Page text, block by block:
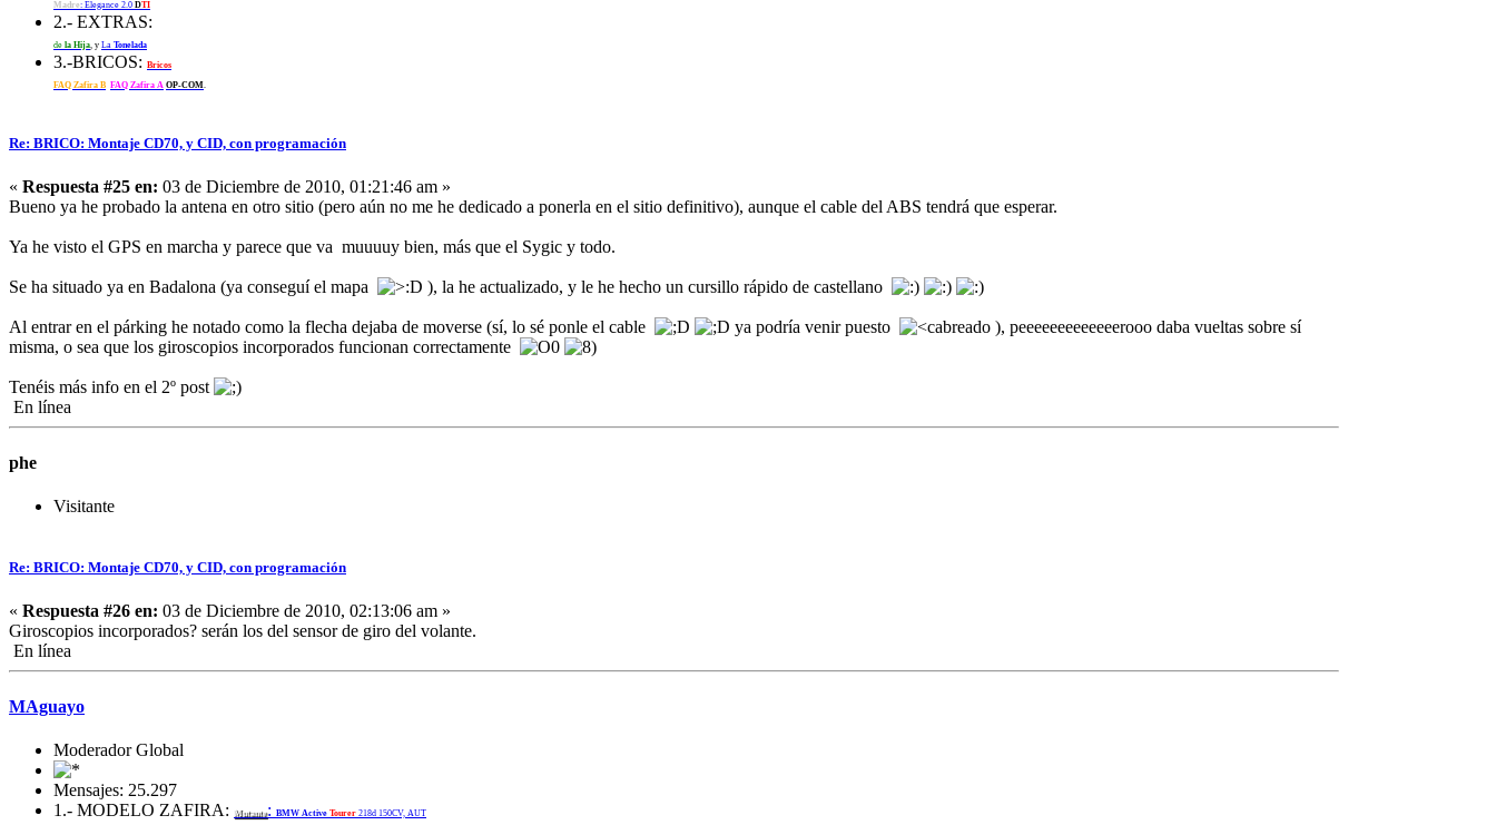
Madre: Elegance 2.0 DTI
2.- EXTRAS:
de la Hija, y La Tonelada
3.-BRICOS: Bricos
FAQ Zafira B FAQ Zafira A OP-COM.
Re: BRICO: Montaje CD70, y CID, con programación
« Respuesta #25 en: 03 de Diciembre de 2010, 01:21:46 am »
Bueno ya he probado la antena en otro sitio (pero aún no me he dedicado a ponerla en el sitio definitivo), aunque el cable del ABS tendrá que esperar.
Ya he visto el GPS en marcha y parece que va muuuuy bien, más que el Sygic y todo.
Se ha situado ya en Badalona (ya conseguí el mapa ), la he actualizado, y le he hecho un cursillo rápido de castellano
Al entrar en el párking he notado como la flecha dejaba de moverse (sí, lo sé ponle el cable ya podría venir puesto
), peeeeeeeeeeeeerooo daba vueltas sobre sí
misma, o sea que los giroscopios incorporados funcionan correctamente
Tenéis más info en el 2º post
En línea
phe
Visitante
Re: BRICO: Montaje CD70, y CID, con programación
« Respuesta #26 en: 03 de Diciembre de 2010, 02:13:06 am »
Giroscopios incorporados? serán los del sensor de giro del volante.
En línea
MAguayo
Moderador Global
Mensajes: 25.297
1.- MODELO ZAFIRA:
Mutante: BMW Active Tourer 218d 150CV, AUT